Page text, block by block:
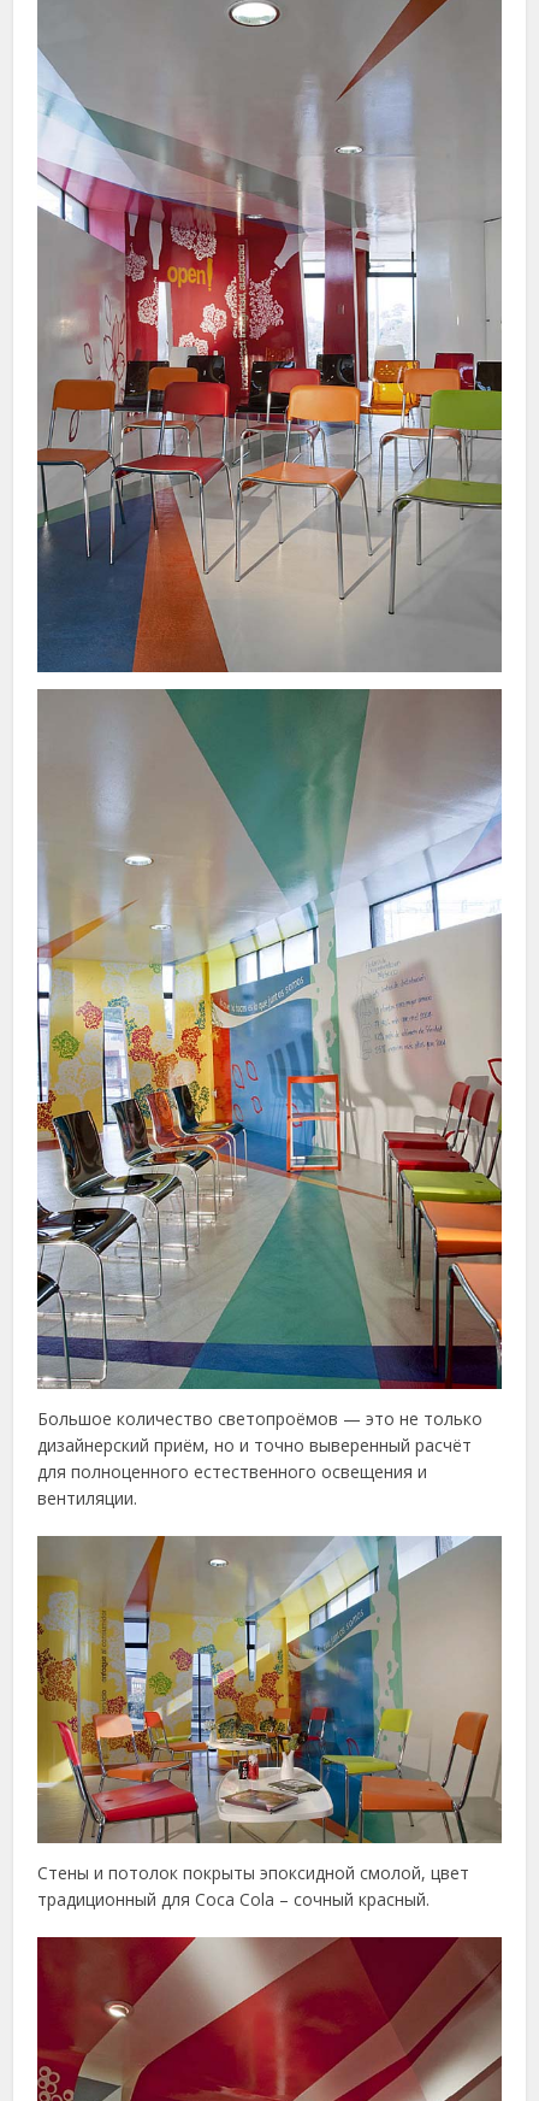
Большое количество светопроёмов — это не только
дизайнерский приём, но и точно выверенный расчёт
для полноценного естественного освещения и
вентиляции.
Стены и потолок покрыты эпоксидной смолой, цвет
традиционный для Coca Cola – сочный красный.